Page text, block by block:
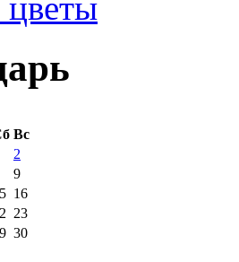
цветы
Вс
2
9
16
23
30